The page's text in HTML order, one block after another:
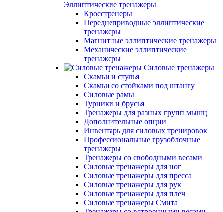
Эллиптические тренажеры
Кросстренеры
Переднеприводные эллиптические
тренажеры
Магнитные эллиптические тренажеры
Механические эллиптические
тренажеры
Силовые тренажеры
Скамьи и стулья
Скамьи со стойками под штангу
Силовые рамы
Турники и брусья
Тренажеры для разных групп мышц
Дополнительные опции
Инвентарь для силовых тренировок
Профессиональные грузоблочные
тренажеры
Тренажеры со свободными весами
Силовые тренажеры для ног
Силовые тренажеры для пресса
Силовые тренажеры для рук
Силовые тренажеры для плеч
Силовые тренажеры Смита